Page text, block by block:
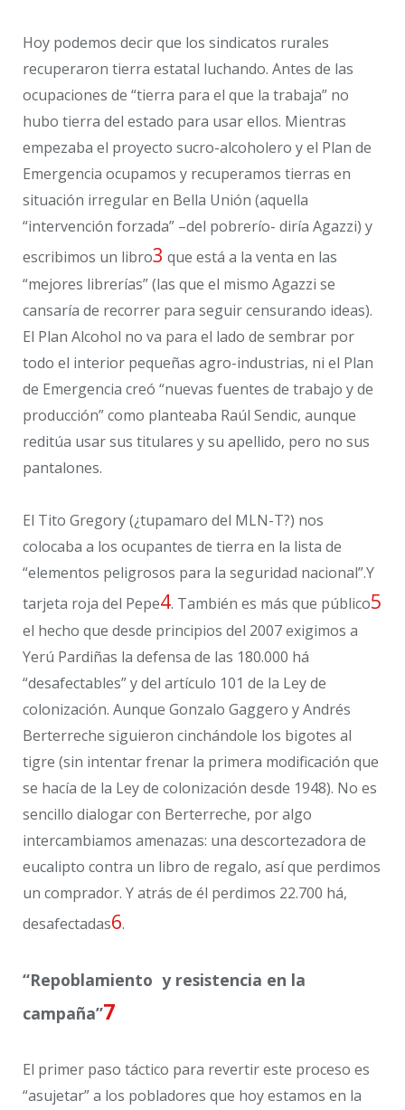
Hoy podemos decir que los sindicatos rurales
recuperaron tierra estatal luchando. Antes de las
ocupaciones de “tierra para el que la trabaja” no
hubo tierra del estado para usar ellos. Mientras
empezaba el proyecto sucro-alcoholero y el Plan de
Emergencia ocupamos y recuperamos tierras en
situación irregular en Bella Unión (aquella
“intervención forzada” –del pobrerío- diría Agazzi) y
escribimos un libro3 que está a la venta en las
“mejores librerías” (las que el mismo Agazzi se
cansaría de recorrer para seguir censurando ideas).
El Plan Alcohol no va para el lado de sembrar por
todo el interior pequeñas agro-industrias, ni el Plan
de Emergencia creó “nuevas fuentes de trabajo y de
producción” como planteaba Raúl Sendic, aunque
reditúa usar sus titulares y su apellido, pero no sus
pantalones.
El Tito Gregory (¿tupamaro del MLN-T?) nos
colocaba a los ocupantes de tierra en la lista de
“elementos peligrosos para la seguridad nacional”.Y
tarjeta roja del Pepe4. También es más que público5
el hecho que desde principios del 2007 exigimos a
Yerú Pardiñas la defensa de las 180.000 há
“desafectables” y del artículo 101 de la Ley de
colonización. Aunque Gonzalo Gaggero y Andrés
Berterreche siguieron cinchándole los bigotes al
tigre (sin intentar frenar la primera modificación que
se hacía de la Ley de colonización desde 1948). No es
sencillo dialogar con Berterreche, por algo
intercambiamos amenazas: una descortezadora de
eucalipto contra un libro de regalo, así que perdimos
un comprador. Y atrás de él perdimos 22.700 há,
desafectadas6.
“Repoblamiento y resistencia en la
campaña”7
El primer paso táctico para revertir este proceso es
“asujetar” a los pobladores que hoy estamos en la